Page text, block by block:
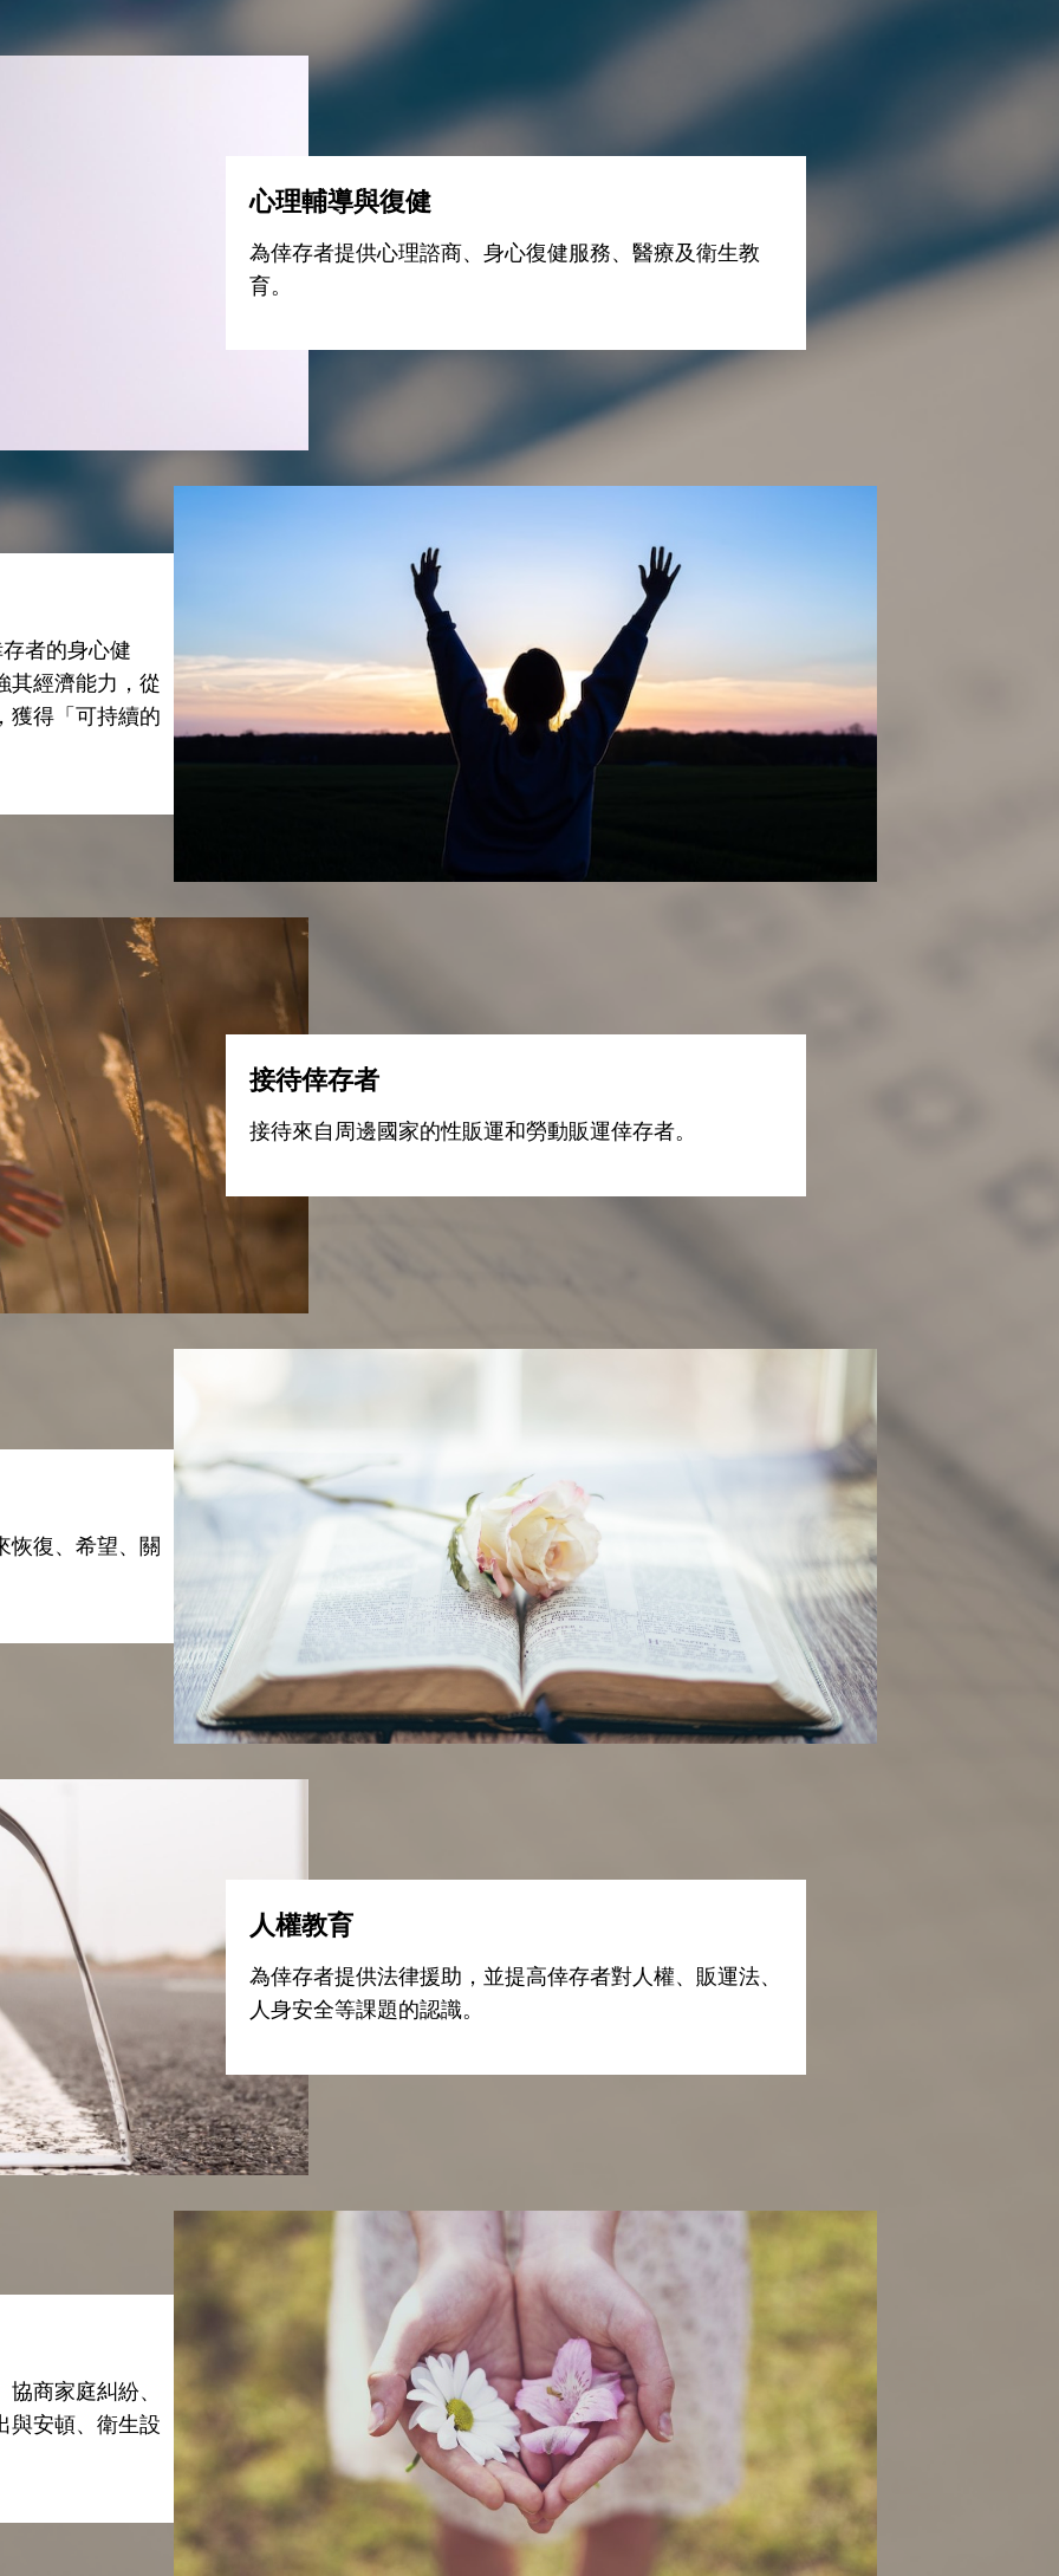
心理輔導與復健
為倖存者提供心理諮商、身心復健服務、醫療及衛生教
育。
者的身心健
其經濟能力，從
獲得「可持續的
接待倖存者
接待來自周邊國家的性販運和勞動販運倖存者。
恢復、希望、關
人權教育
為倖存者提供法律援助，並提高倖存者對人權、販運法、
人身安全等課題的認識。
商家庭糾紛、
與安頓、衛生設